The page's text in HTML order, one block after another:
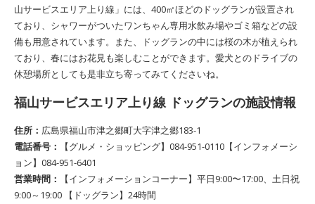
山サービスエリア上り線」には、400㎡ほどのドッグランが設置され
ており、シャワーがついたワンちゃん専用水飲み場やゴミ箱などの設
備も用意されています。また、ドッグランの中には桜の木が植えられ
ており、春にはお花見も楽しむことができます。愛犬とのドライブの
休憩場所としても是非立ち寄ってみてくださいね。
福山サービスエリア上り線 ドッグランの施設情報
住所： 広島県福山市津之郷町大字津之郷183-1
電話番号：
【グルメ・ショッピング】084-951-0110【インフォメーシ
ョン】084-951-6401
営業時間：
【インフォメーションコーナー】平日9:00〜17:00、土日祝
9:00～19:00 【ドッグラン】24時間